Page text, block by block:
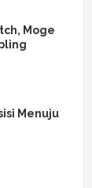
Moge
Menuju